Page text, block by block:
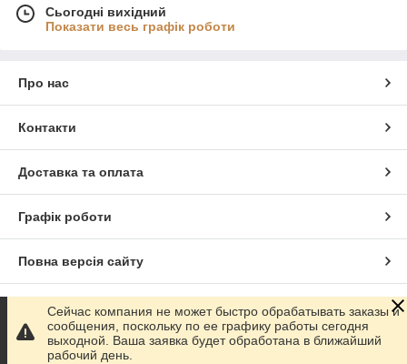
Сьогодні вихідний
Показати весь графік роботи
Про нас
Контакти
Доставка та оплата
Графік роботи
Повна версія сайту
Сайт створено на маркетплейсі Prom.ua
Політика конфіденційності
Сейчас компания не может быстро обрабатывать заказы и
сообщения, поскольку по ее графику работы сегодня
выходной. Ваша заявка будет обработана в ближайший
рабочий день.